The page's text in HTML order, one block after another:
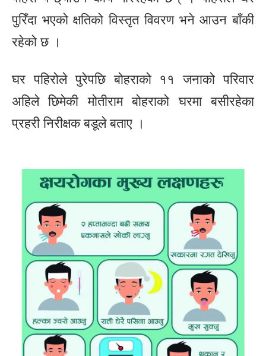
पुरिँदा भएको क्षतिको विस्तृत विवरण भने आउन बाँकी
रहेको छ ।
घर पहिरोले पुरेपछि बोहराको ११ जनाको परिवार
अहिले छिमेकी मोतीराम बोहराको घरमा बसीरहेका
प्रहरी निरीक्षक बडूले बताए ।